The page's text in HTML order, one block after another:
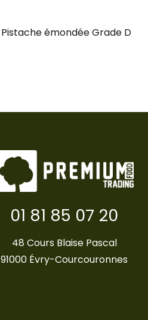
Pistache émondée Grade D
01 81 85 07 20
48 Cours Blaise Pascal
91000 Évry-Courcouronnes